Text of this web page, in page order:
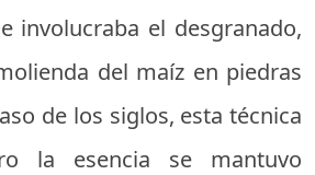
involucraba el desgranado,
del maíz en piedras
de los siglos, esta técnica
la esencia se mantuvo